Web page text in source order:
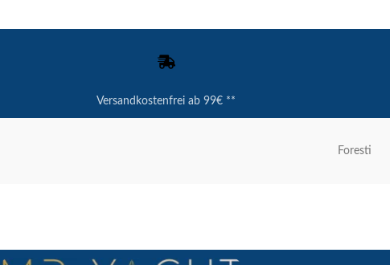
Versandkostenfrei ab 99€ **
Foresti